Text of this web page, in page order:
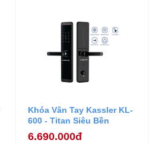
Khóa Vân Tay Kassler KL-
600 - Titan Siêu Bền
6.690.000đ